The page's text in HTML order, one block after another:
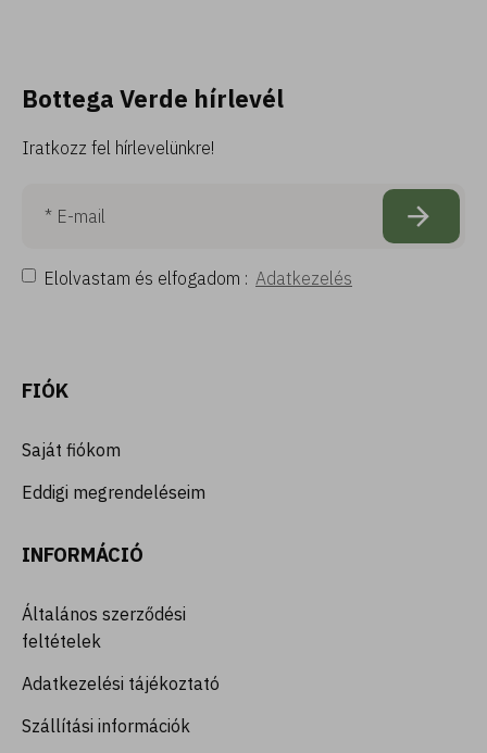
Bottega Verde hírlevél
Iratkozz fel hírlevelünkre!
Elolvastam és elfogadom : Adatkezelés
FIÓK
Saját fiókom
Eddigi megrendeléseim
INFORMÁCIÓ
Általános szerződési
feltételek
Adatkezelési tájékoztató
Szállítási információk